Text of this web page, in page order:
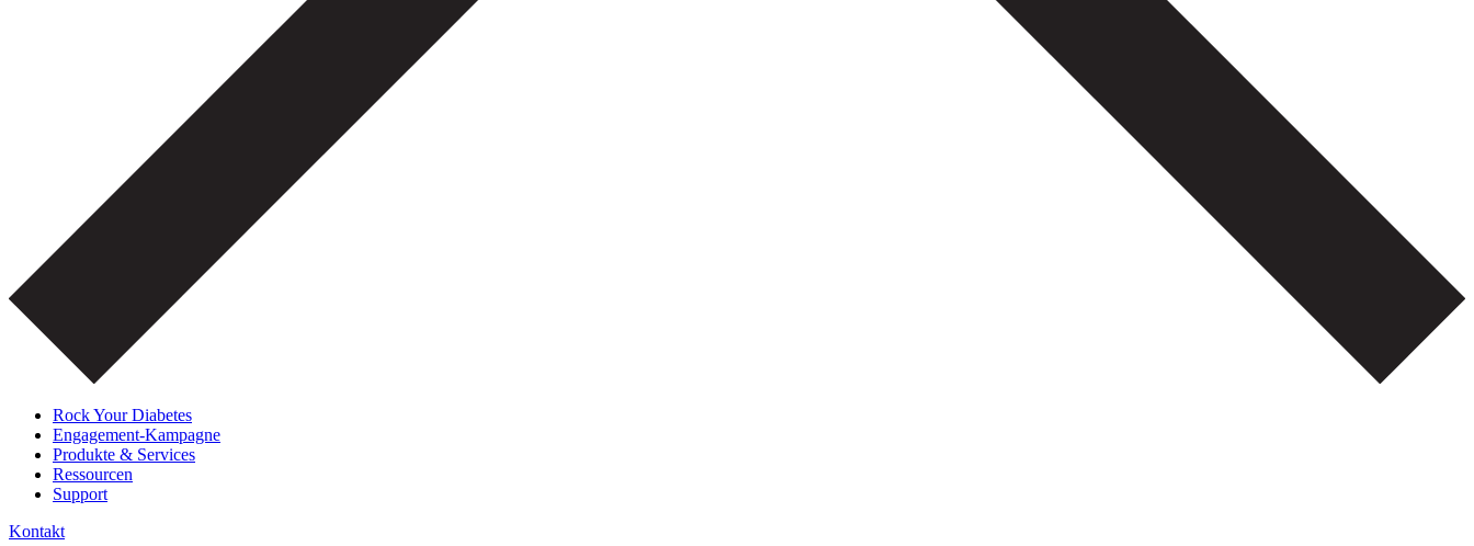
Rock Your Diabetes
Engagement-Kampagne
Produkte & Services
Ressourcen
Support
Kontakt